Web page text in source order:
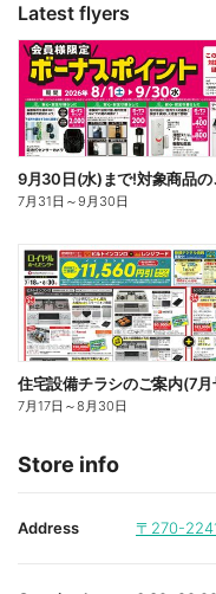
Latest flyers
7月31日 ～9月30日
住宅設備チラシのご案内(7月
7月17日 ～8月30日
Store info
Address 〒270-